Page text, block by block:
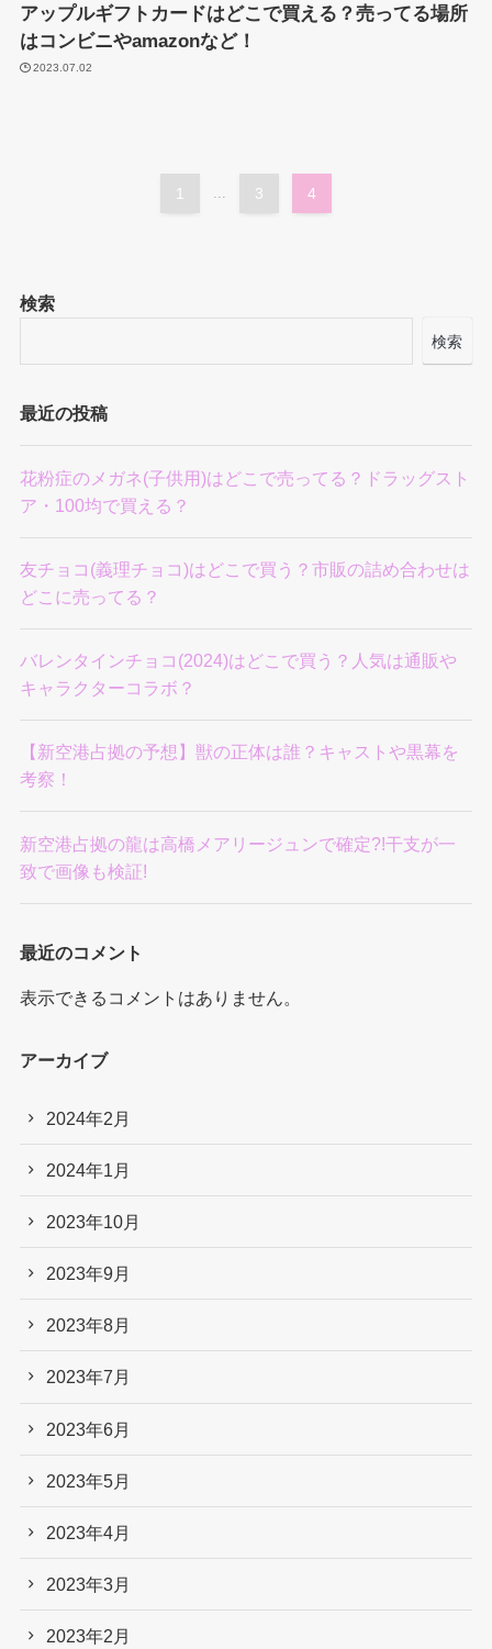
アップルギフトカードはどこで買える？売ってる場所
はコンビニやamazonなど！
2023.07.02
1 3 4
検索
検索
最近の投稿
花粉症のメガネ(子供用)はどこで売ってる？ドラッグスト
ア・100均で買える？
友チョコ(義理チョコ)はどこで買う？市販の詰め合わせは
どこに売ってる？
バレンタインチョコ(2024)はどこで買う？人気は通販や
キャラクターコラボ？
【新空港占拠の予想】獣の正体は誰？キャストや黒幕を
考察！
新空港占拠の龍は高橋メアリージュンで確定?!干支が一
致で画像も検証!
最近のコメント
表示できるコメントはありません。
アーカイブ
2024年2月
2024年1月
2023年10月
2023年9月
2023年8月
2023年7月
2023年6月
2023年5月
2023年4月
2023年3月
2023年2月